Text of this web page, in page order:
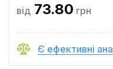
від 73.80 грн
Є ефективні